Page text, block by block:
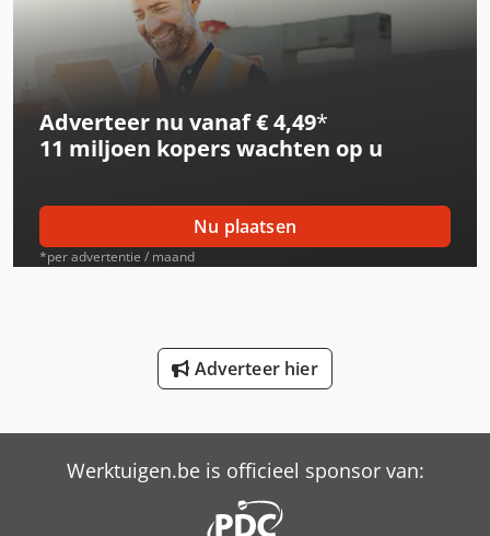
International 433
International 453
International 533
International 553
International 554
International 644
International 724
International 743
International 824
International 833
Adverteer nu vanaf € 4,49*
11 miljoen koperswachten op u
Nu plaatsen
*per advertentie / maand
Adverteer hier
Werktuigen.be is officieel sponsor van: